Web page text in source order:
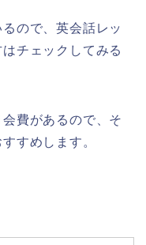
ので、英会話レッ
チェックしてみる
費があるので、そ
すめします。